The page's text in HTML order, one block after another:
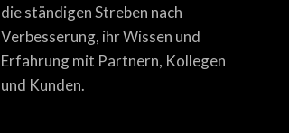
die ständigen Streben nach
Verbesserung, ihr Wissen und
Erfahrung mit Partnern, Kollegen
und Kunden.